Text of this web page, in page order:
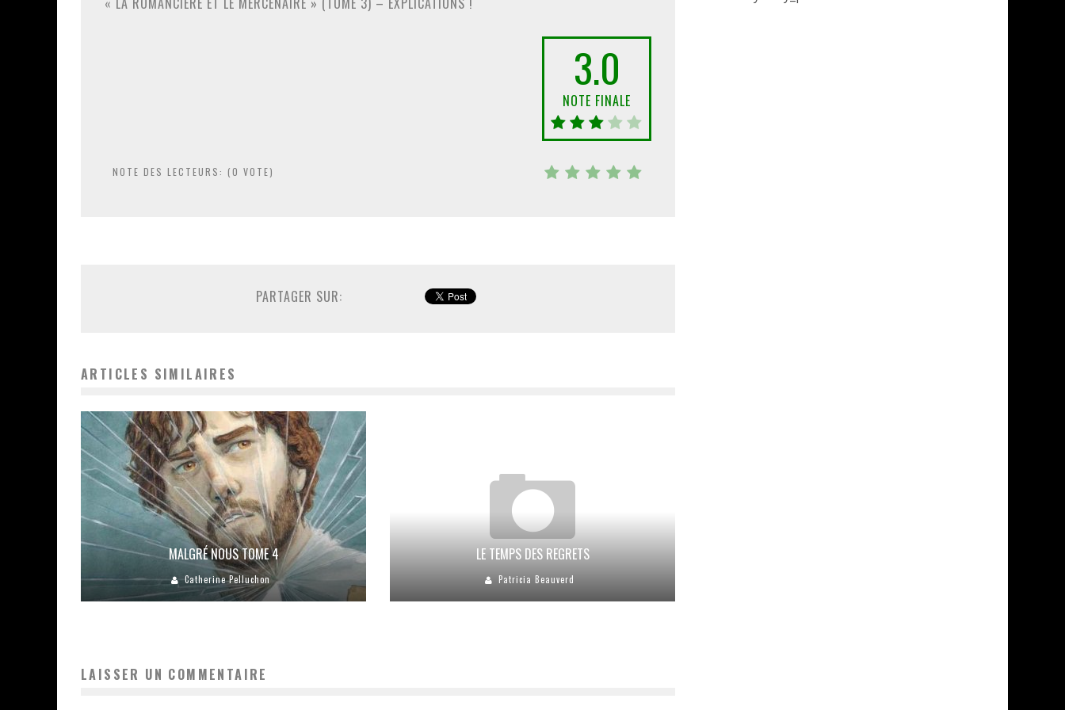
3.0
NOTE FINALE
NOTE DES LECTEURS: (0 VOTE)
PARTAGER SUR:
ARTICLES SIMILAIRES
MALGRÉ NOUS TOME 4
Catherine Pelluchon
LE TEMPS DES REGRETS
Patricia Beauverd
LAISSER UN COMMENTAIRE